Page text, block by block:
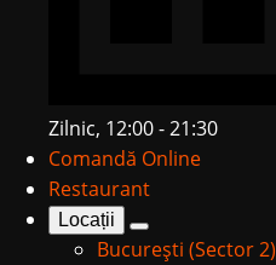
Zilnic, 12:00 - 21:30
Comandă Online
Restaurant
Locații
București (Sector 2)